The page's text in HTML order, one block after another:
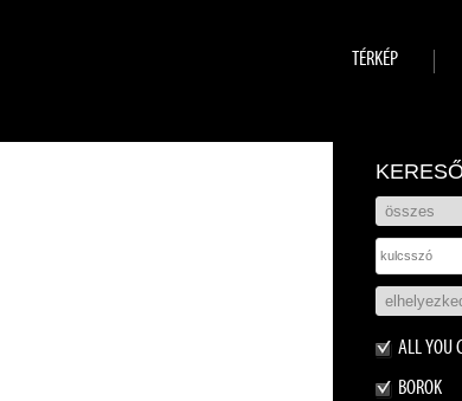
TÉRKÉP
KERESŐ
ALL YOU
BOROK